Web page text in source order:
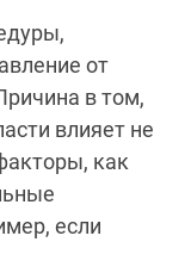
от
в том,
влияет не
как
если